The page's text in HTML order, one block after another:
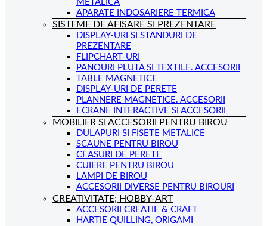
METALICA
APARATE INDOSARIERE TERMICA
SISTEME DE AFISARE SI PREZENTARE
DISPLAY-URI SI STANDURI DE
PREZENTARE
FLIPCHART-URI
PANOURI PLUTA SI TEXTILE. ACCESORII
TABLE MAGNETICE
DISPLAY-URI DE PERETE
PLANNERE MAGNETICE. ACCESORII
ECRANE INTERACTIVE SI ACCESORII
MOBILIER SI ACCESORII PENTRU BIROU
DULAPURI SI FISETE METALICE
SCAUNE PENTRU BIROU
CEASURI DE PERETE
CUIERE PENTRU BIROU
LAMPI DE BIROU
ACCESORII DIVERSE PENTRU BIROURI
CREATIVITATE; HOBBY-ART
ACCESORII CREATIE & CRAFT
HARTIE QUILLING, ORIGAMI